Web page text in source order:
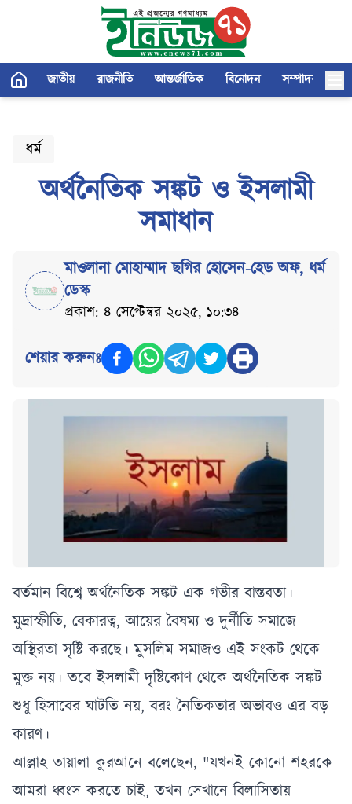
জাতীয় রাজনীতি আন্তর্জাতিক বিনোদন সম্পাদকীয়
ধর্ম
অর্থনৈতিক সঙ্কট ও ইসলামী
সমাধান
মাওলানা মোহাম্মাদ ছগির হোসেন-হেড অফ, ধর্ম
ডেস্ক
প্রকাশ: ৪ সেপ্টেম্বর ২০২৫, ১০:৩৪
শেয়ার করুনঃ
বর্তমান বিশ্বে অর্থনৈতিক সঙ্কট এক গভীর বাস্তবতা।
মুদ্রাস্ফীতি, বেকারত্ব, আয়ের বৈষম্য ও দুর্নীতি সমাজে
অস্থিরতা সৃষ্টি করছে। মুসলিম সমাজও এই সংকট থেকে
মুক্ত নয়। তবে ইসলামী দৃষ্টিকোণ থেকে অর্থনৈতিক সঙ্কট
শুধু হিসাবের ঘাটতি নয়, বরং নৈতিকতার অভাবও এর বড়
কারণ।
আল্লাহ তায়ালা কুরআনে বলেছেন, "যখনই কোনো শহরকে
আমরা ধ্বংস করতে চাই, তখন সেখানে বিলাসিতায়